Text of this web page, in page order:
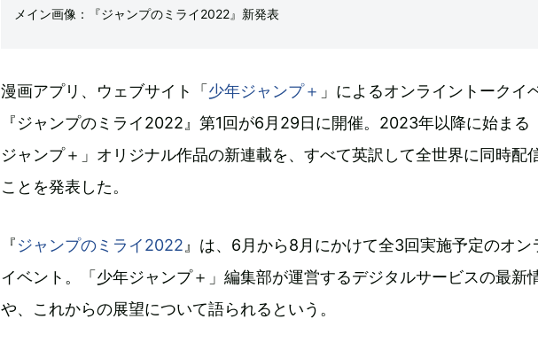
メイン画像：『ジャンプのミライ2022』新発表
漫画アプリ、ウェブサイト「少年ジャンプ＋ 」によるオンライントークイ
『ジャンプのミライ2022』第1回が6月29日に開催。2023年以降に始まる
ジャンプ＋」オリジナル作品の新連載を、すべて英訳して全世界に同時配
ことを発表した。
『ジャンプのミライ2022 』は、6月から8月にかけて全3回実施予定のオン
イベント。「少年ジャンプ＋」編集部が運営するデジタルサービスの最新
や、これからの展望について語られるという。